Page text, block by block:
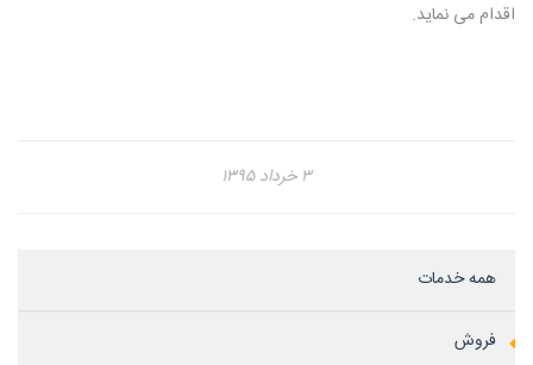
اقدام می نماید.
۳ خرداد ۱۳۹۵
همه خدمات
فروش